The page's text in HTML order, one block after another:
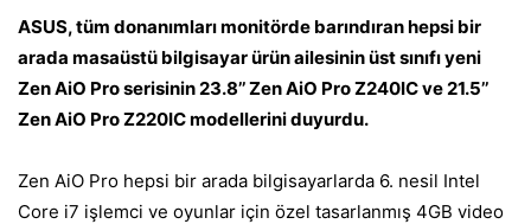
ASUS, tüm donanımları monitörde barındıran hepsi bir
arada masaüstü bilgisayar ürün ailesinin üst sınıfı yeni
Zen AiO Pro serisinin 23.8’’ Zen AiO Pro Z240IC ve 21.5’’
Zen AiO Pro Z220IC modellerini duyurdu.
Zen AiO Pro hepsi bir arada bilgisayarlarda 6. nesil Intel
Core i7 işlemci ve oyunlar için özel tasarlanmış 4GB video